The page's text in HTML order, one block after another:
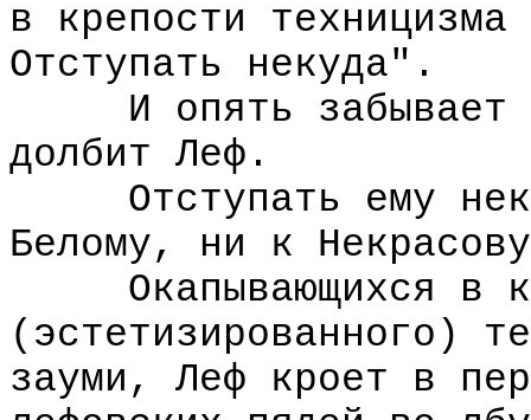
в крепости
Отступать некуда".
И опять забывает
долбит Леф.
Отступать ему
Белому, ни к
Окапывающихся в
(эстетизированного)
зауми, Леф кроет в